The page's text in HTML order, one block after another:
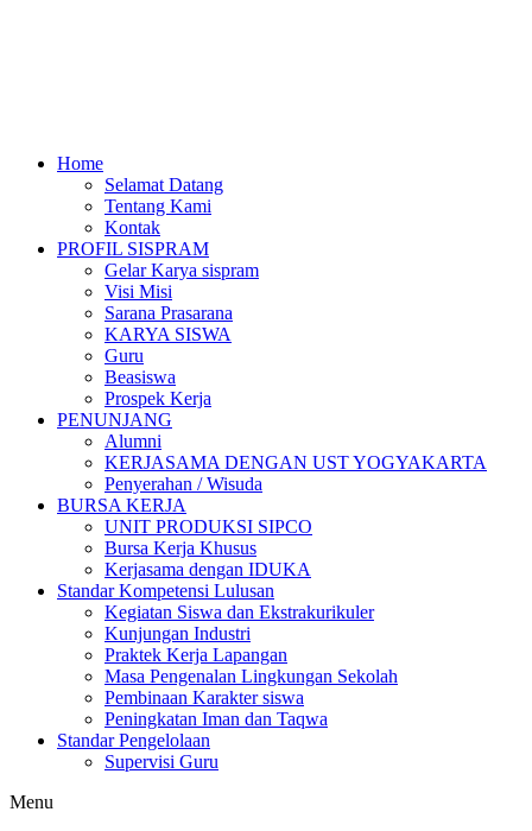
Home
Selamat Datang
Tentang Kami
Kontak
PROFIL SISPRAM
Gelar Karya sispram
Visi Misi
Sarana Prasarana
KARYA SISWA
Guru
Beasiswa
Prospek Kerja
PENUNJANG
Alumni
KERJASAMA DENGAN UST YOGYAKARTA
Penyerahan / Wisuda
BURSA KERJA
UNIT PRODUKSI SIPCO
Bursa Kerja Khusus
Kerjasama dengan IDUKA
Standar Kompetensi Lulusan
Kegiatan Siswa dan Ekstrakurikuler
Kunjungan Industri
Praktek Kerja Lapangan
Masa Pengenalan Lingkungan Sekolah
Pembinaan Karakter siswa
Peningkatan Iman dan Taqwa
Standar Pengelolaan
Supervisi Guru
Menu